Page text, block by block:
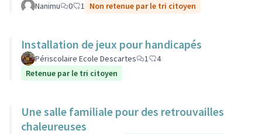
Nanimu 0 1 Non retenue par le tri citoyen
Installation de jeux pour handicapés
Périscolaire Ecole Descartes 1
4
Retenue par le tri citoyen
Une salle familiale pour des retrouvailles
chaleureuses